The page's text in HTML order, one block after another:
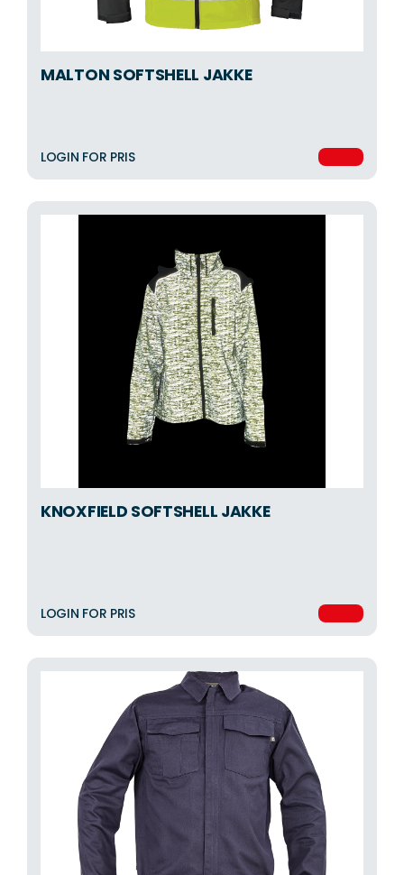
MALTON SOFTSHELL JAKKE
LOGIN FOR PRIS
KNOXFIELD SOFTSHELL JAKKE
LOGIN FOR PRIS